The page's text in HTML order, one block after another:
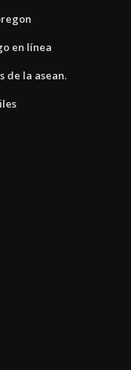
en línea
de la asean.